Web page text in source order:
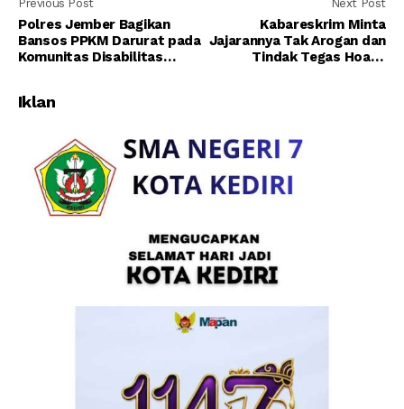
Previous Post
Polres Jember Bagikan
Bansos PPKM Darurat pada
Komunitas Disabilitas
Next Post
Kabareskrim Minta
Jajarannya Tak Arogan dan
Tindak Tegas Hoaks
Iklan